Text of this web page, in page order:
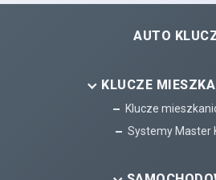
AUTO
KLUCZE
Klucze
Systemy Master